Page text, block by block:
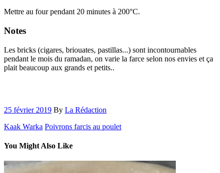
Mettre au four pendant 20 minutes à 200°C.
Notes
Les bricks (cigares, briouates, pastillas...) sont incontournables
pendant le mois du ramadan, on varie la farce selon nos envies et ça
plait beaucoup aux grands et petits..
25 février 2019 By La Rédaction
Kaak Warka Poivrons farcis au poulet
You Might Also Like